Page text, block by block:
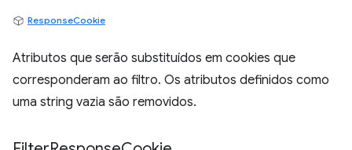
ResponseCookie
Atributos que serão substituídos em cookies que
corresponderam ao filtro. Os atributos definidos como
uma string vazia são removidos.